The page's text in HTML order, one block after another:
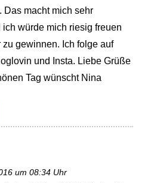
Das macht mich sehr
würde mich riesig freuen
zu gewinnen. Ich folge auf
und Insta. Liebe Grüße
Tag wünscht Nina
um 08:34 Uhr